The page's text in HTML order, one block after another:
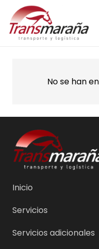
No se han
Inicio
Servicios
Servicios adicionales